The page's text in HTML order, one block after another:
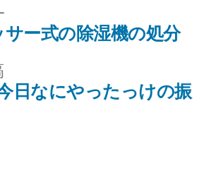
ー:
の日なにやったっけの振
次
のー式の除湿機の処分